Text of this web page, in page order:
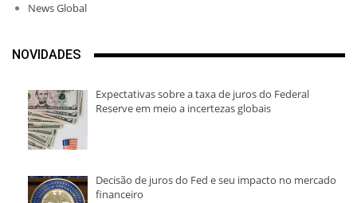
News Global
NOVIDADES
Expectativas sobre a taxa de juros do Federal
Reserve em meio a incertezas globais
Decisão de juros do Fed e seu impacto no mercado
financeiro